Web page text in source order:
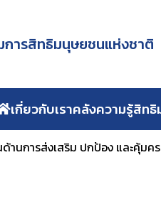
ารสิทธิมนุษยชนแห่งชาติ
เกี่ยวกับเราคลังความรู้สิท
านการส่งเสริม ปกป้อง และคุ้ม